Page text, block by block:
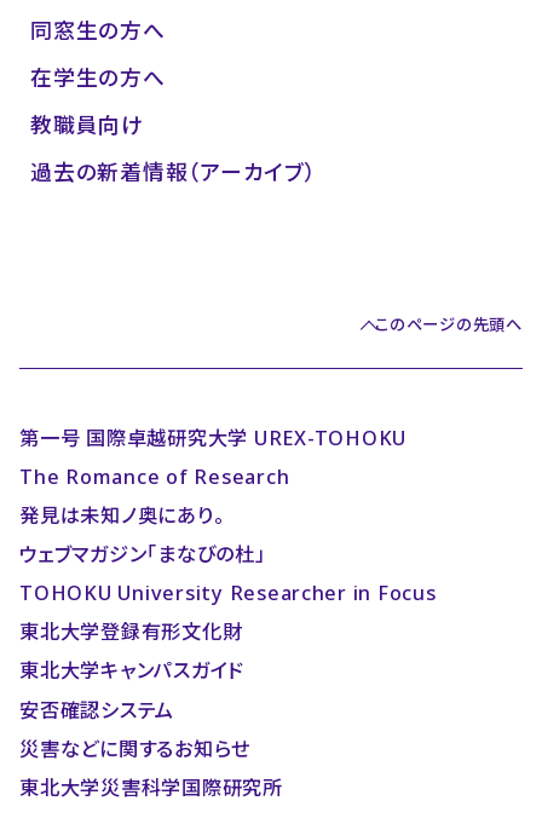
同窓生の方へ
在学生の方へ
教職員向け
過去の新着情報（アーカイブ）
このページの先頭へ
第一号 国際卓越研究大学 UREX-TOHOKU
The Romance of Research
発見は未知ノ奥にあり。
ウェブマガジン「まなびの杜」
TOHOKU University Researcher in Focus
東北大学登録有形文化財
東北大学キャンパスガイド
安否確認システム
災害などに関するお知らせ
東北大学災害科学国際研究所